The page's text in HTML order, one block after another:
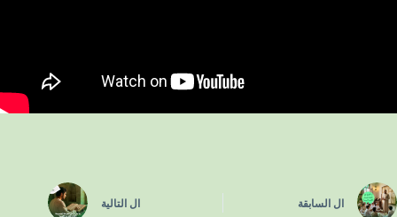
ال السابقة ال التالية